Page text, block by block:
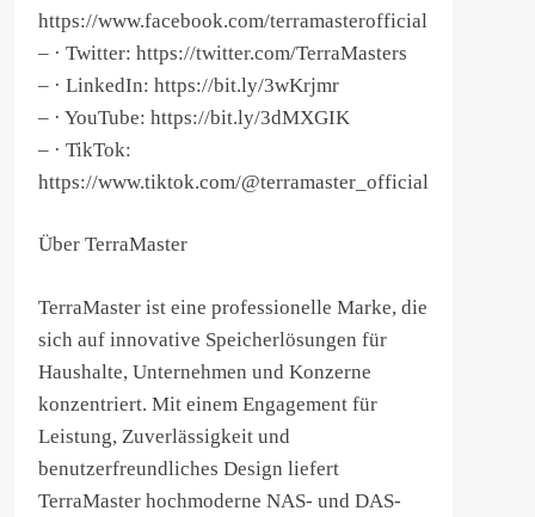
https://www.facebook.com/terramasterofficial
– · Twitter: https://twitter.com/TerraMasters
– · LinkedIn: https://bit.ly/3wKrjmr
– · YouTube: https://bit.ly/3dMXGIK
– · TikTok:
https://www.tiktok.com/@terramaster_official
Über TerraMaster
TerraMaster ist eine professionelle Marke, die
sich auf innovative Speicherlösungen für
Haushalte, Unternehmen und Konzerne
konzentriert. Mit einem Engagement für
Leistung, Zuverlässigkeit und
benutzerfreundliches Design liefert
TerraMaster hochmoderne NAS- und DAS-